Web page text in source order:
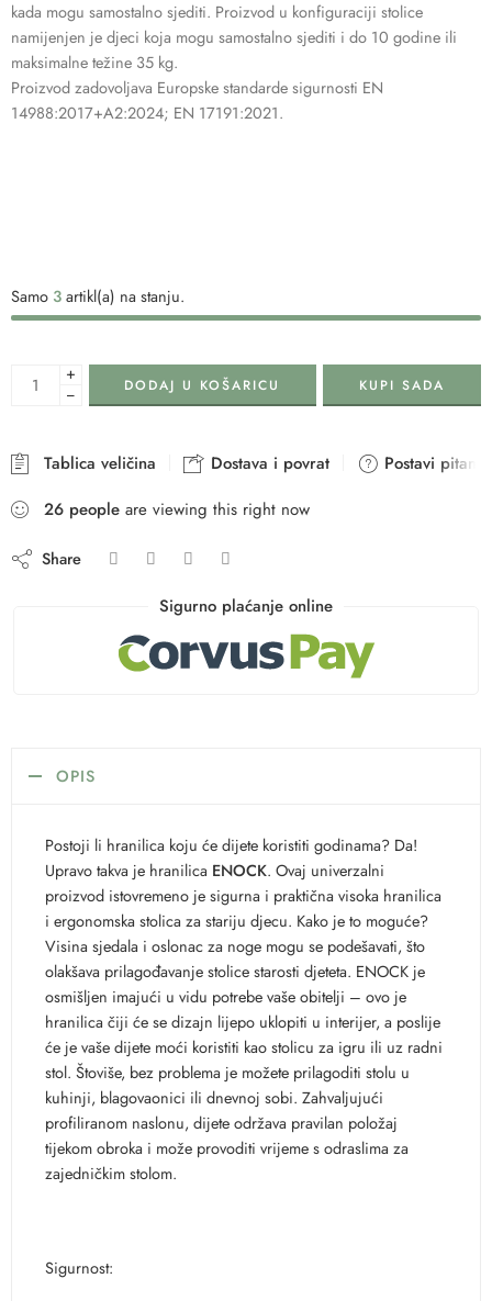
kada mogu samostalno sjediti. Proizvod u konfiguraciji stolice
namijenjen je djeci koja mogu samostalno sjediti i do 10 godine ili
maksimalne težine 35 kg.
Proizvod zadovoljava Europske standarde sigurnosti EN
14988:2017+A2:2024; EN 17191:2021.
Samo 3artikl(a) na stanju.
+
−
DODAJ U KOŠARICU KUPI SADA
Tablica veličina Dostava i povrat
Postavi pitanje
26 people are viewing this right now
Share
Sigurno plaćanje online
OPIS
Postoji li hranilica koju će dijete koristiti godinama? Da!
Upravo takva je hranilica ENOCK. Ovaj univerzalni
proizvod istovremeno je sigurna i praktična visoka hranilica
i ergonomska stolica za stariju djecu. Kako je to moguće?
Visina sjedala i oslonac za noge mogu se podešavati, što
olakšava prilagođavanje stolice starosti djeteta. ENOCK je
osmišljen imajući u vidu potrebe vaše obitelji – ovo je
hranilica čiji će se dizajn lijepo uklopiti u interijer, a poslije
će je vaše dijete moći koristiti kao stolicu za igru ili uz radni
stol. Štoviše, bez problema je možete prilagoditi stolu u
kuhinji, blagovaonici ili dnevnoj sobi. Zahvaljujući
profiliranom naslonu, dijete održava pravilan položaj
tijekom obroka i može provoditi vrijeme s odraslima za
zajedničkim stolom.
Sigurnost: